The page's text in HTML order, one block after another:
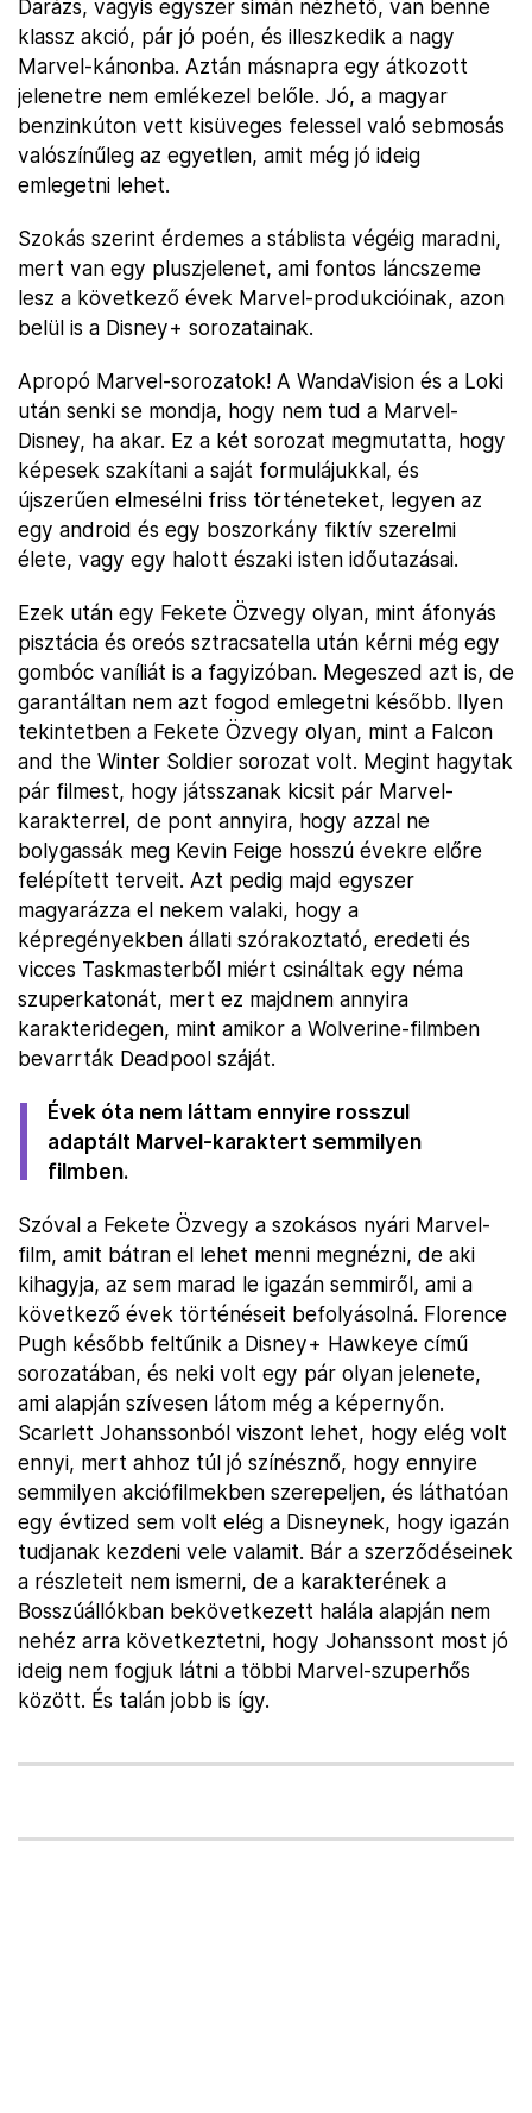
Darázs, vagyis egyszer simán nézhető, van benne
klassz akció, pár jó poén, és illeszkedik a nagy
Marvel-kánonba. Aztán másnapra egy átkozott
jelenetre nem emlékezel belőle. Jó, a magyar
benzinkúton vett kisüveges felessel való sebmosás
valószínűleg az egyetlen, amit még jó ideig
emlegetni lehet.
Szokás szerint érdemes a stáblista végéig maradni,
mert van egy pluszjelenet, ami fontos láncszeme
lesz a következő évek Marvel-produkcióinak, azon
belül is a Disney+ sorozatainak.
Apropó Marvel-sorozatok! A WandaVision és a Loki
után senki se mondja, hogy nem tud a Marvel-
Disney, ha akar. Ez a két sorozat megmutatta, hogy
képesek szakítani a saját formulájukkal, és
újszerűen elmesélni friss történeteket, legyen az
egy android és egy boszorkány fiktív szerelmi
élete, vagy egy halott északi isten időutazásai.
Ezek után egy Fekete Özvegy olyan, mint áfonyás
pisztácia és oreós sztracsatella után kérni még egy
gombóc vaníliát is a fagyizóban. Megeszed azt is, de
garantáltan nem azt fogod emlegetni később. Ilyen
tekintetben a Fekete Özvegy olyan, mint a Falcon
and the Winter Soldier sorozat volt. Megint hagytak
pár filmest, hogy játsszanak kicsit pár Marvel-
karakterrel, de pont annyira, hogy azzal ne
bolygassák meg Kevin Feige hosszú évekre előre
felépített terveit. Azt pedig majd egyszer
magyarázza el nekem valaki, hogy a
képregényekben állati szórakoztató, eredeti és
vicces Taskmasterből miért csináltak egy néma
szuperkatonát, mert ez majdnem annyira
karakteridegen, mint amikor a Wolverine-filmben
bevarrták Deadpool száját.
Évek óta nem láttam ennyire rosszul
adaptált Marvel-karaktert semmilyen
filmben.
Szóval a Fekete Özvegy a szokásos nyári Marvel-
film, amit bátran el lehet menni megnézni, de aki
kihagyja, az sem marad le igazán semmiről, ami a
következő évek történéseit befolyásolná. Florence
Pugh később feltűnik a Disney+ Hawkeye című
sorozatában, és neki volt egy pár olyan jelenete,
ami alapján szívesen látom még a képernyőn.
Scarlett Johanssonból viszont lehet, hogy elég volt
ennyi, mert ahhoz túl jó színésznő, hogy ennyire
semmilyen akciófilmekben szerepeljen, és láthatóan
egy évtized sem volt elég a Disneynek, hogy igazán
tudjanak kezdeni vele valamit. Bár a szerződéseinek
a részleteit nem ismerni, de a karakterének a
Bosszúállókban bekövetkezett halála alapján nem
nehéz arra következtetni, hogy Johanssont most jó
ideig nem fogjuk látni a többi Marvel-szuperhős
között. És talán jobb is így.